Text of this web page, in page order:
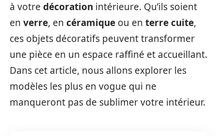
à votre décoration intérieure. Qu’ils soient
en verre, en céramique ou en terre cuite,
ces objets décoratifs peuvent transformer
une pièce en un espace raffiné et accueillant.
Dans cet article, nous allons explorer les
modèles les plus en vogue qui ne
manqueront pas de sublimer votre intérieur.